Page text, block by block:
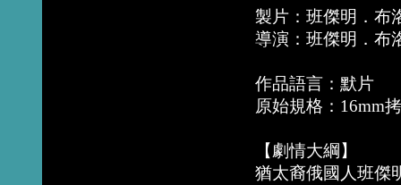
製片：班傑明．布
導演：班傑明．布
作品語言：默片
原始規格：16mm
【劇情大綱】
猶太裔俄國人班傑